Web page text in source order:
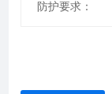
防护要求：